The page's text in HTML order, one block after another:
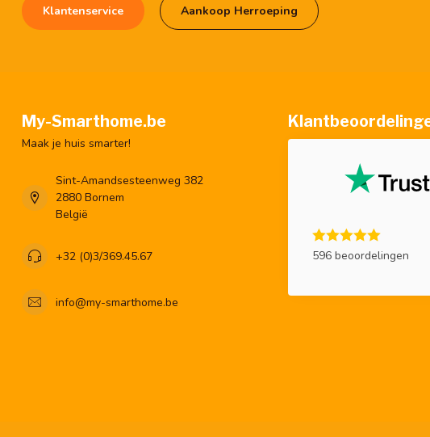
Klantenservice Aankoop Herroeping
My-Smarthome.be
Maak je huis smarter!
Sint-Amandsesteenweg 382
2880 Bornem
België
+32 (0)3/369.45.67
info@my-smarthome.be
596 beoordelingen